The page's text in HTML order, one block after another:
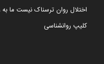
اختلال روان ترسناک نیست ما
کلیپ روانشناسی